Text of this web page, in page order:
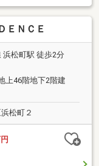
・洗濯機用防水
～～～～～～～～
東・北西）・食器
乾燥機・温水洗浄
－留意事項－・眺
りません
ＮＣＥ
浜松町駅 徒歩2分
上46階地下2階建
松町２